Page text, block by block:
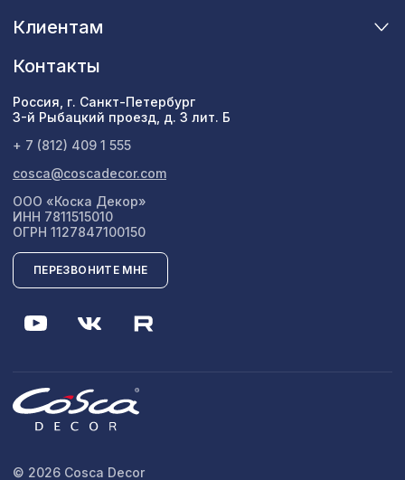
Клиентам
Контакты
Россия, г. Санкт-Петербург
3-й Рыбацкий проезд, д. 3 лит. Б
+ 7 (812) 409 1 555
cosca@coscadecor.com
ООО «Коска Декор»
ИНН 7811515010
ОГРН 1127847100150
ПЕРЕЗВОНИТЕ МНЕ
© 2026 Cosca Decor